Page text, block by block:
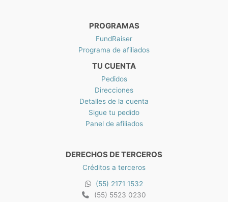
PROGRAMAS
FundRaiser
Programa de afiliados
TU CUENTA
Pedidos
Direcciones
Detalles de la cuenta
Sigue tu pedido
Panel de afiliados
DERECHOS DE TERCEROS
Créditos a terceros
(55) 2171 1532
(55) 5523 0230